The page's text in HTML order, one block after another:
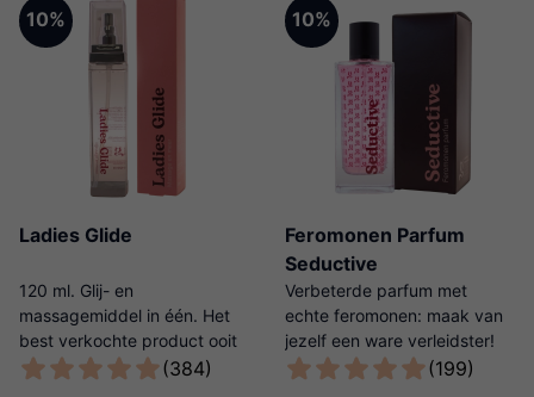
10%
Ladies Glide
120 ml. Glij- en
massagemiddel in één. Het
best verkochte product ooit
van Ladies Night! (384)
10%
Feromonen Parfum
Seductive
Verbeterde parfum met
echte feromonen: maak van
jezelf een ware verleidster!
(199)